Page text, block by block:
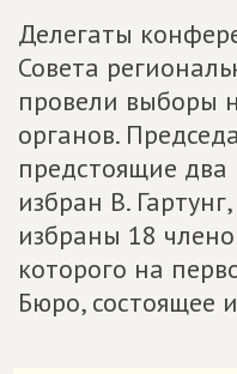
Делегаты
Совета
провели выборы
органов.
предстоящие
избран В.
избраны 18
которого на
Бюро, состоящее